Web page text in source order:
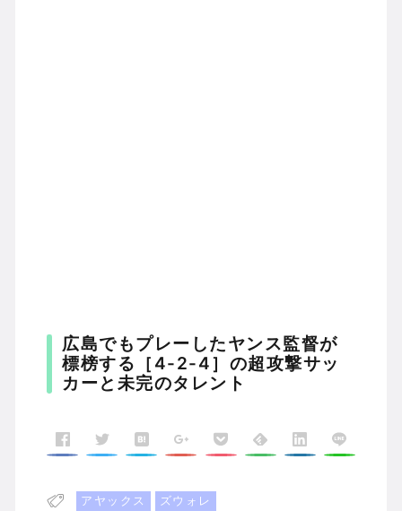
広島でもプレーしたヤンス監督が
標榜する［4-2-4］の超攻撃サッ
カーと未完のタレント
アヤックス ズウォレ